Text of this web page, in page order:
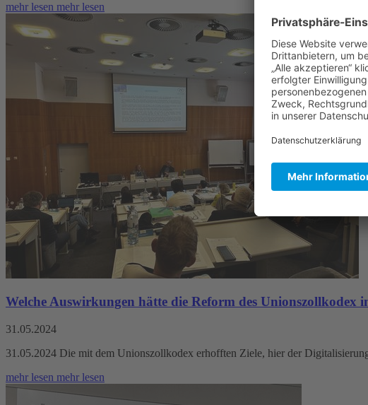
mehr lesen mehr lesen
Welche Auswirkungen hätte die Reform des Unionszollkodex
31.05.2024
31.05.2024 Die mit dem Unionszollkodex erhofften Ziele, hier der
mehr lesen mehr lesen